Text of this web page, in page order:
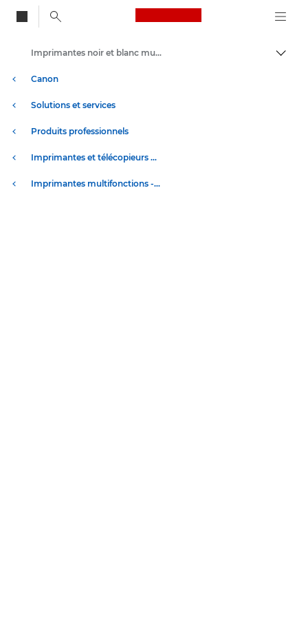
Canon Logo, back
Canon
Solutions et services
Produits professionnels
Imprimantes et télécopieurs professionnels
Imprimantes multifonctions - Multifonctions
Imprimantes noir et blanc multifonction